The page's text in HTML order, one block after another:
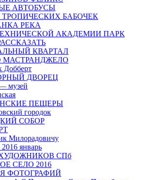
АВТОБУСЫ
ТРОПИЧЕСКИХ БАБОЧЕК
РЕКА
АКАДЕМИИ ПАРК
КВАРТАЛ
МАСТРАНДЖЕЛО
Добберт
ДВОРЕЦ
музей
ПЕЩЕРЫ
городок
СОБОР
Милорадовичу
январь
СПб
СЕЛО 2016
ФОТОГРАФИЙ